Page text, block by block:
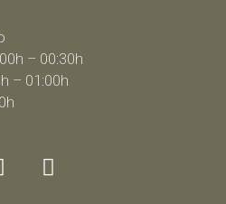
– 00:30h
– 01:00h